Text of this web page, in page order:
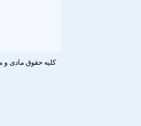
کلیه حقوق مادی و